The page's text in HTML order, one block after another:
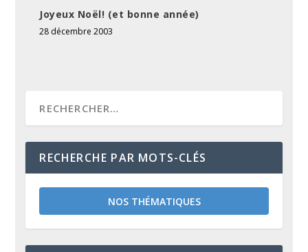
Joyeux Noël! (et bonne année)
28 décembre 2003
RECHERCHE PAR MOTS-CLÉS
NOS THÉMATIQUES